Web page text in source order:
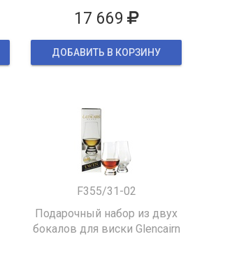
17 669
ДОБАВИТЬ В КОРЗИНУ
F355/31-02
Подарочный набор из двух
бокалов для виски Glencairn